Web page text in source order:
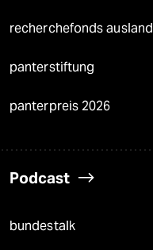
recherchefonds ausland
panterstiftung
panterpreis 2026
Podcast
bundestalk